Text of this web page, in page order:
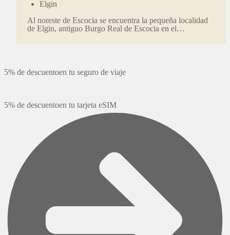
Elgin
Al noreste de Escocia se encuentra la pequeña localidad
de Elgin, antiguo Burgo Real de Escocia en el…
5% de descuentoen tu seguro de viaje
5% de descuentoen tu tarjeta eSIM